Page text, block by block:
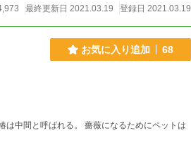
最終更新日 2021.03.19 登録日 2021.03.19
お気に入り追加 68
は中間と呼ばれる。 薔薇になるためにペットは